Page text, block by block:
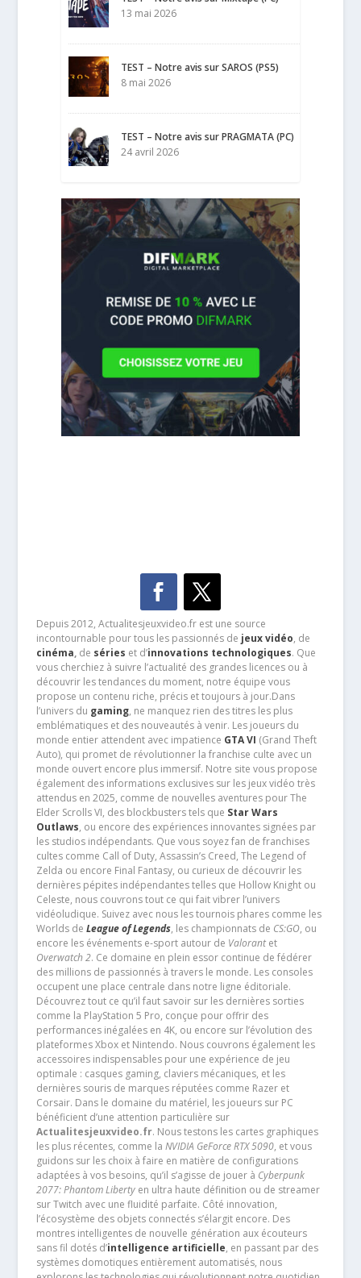
13 mai 2026
TEST – Notre avis sur SAROS (PS5)
8 mai 2026
TEST – Notre avis sur PRAGMATA (PC)
24 avril 2026
Depuis 2012, Actualitesjeuxvideo.fr est une source
incontournable pour tous les passionnés de jeux vidéo, de
cinéma,de séries et d’innovations technologiques. Que
vous cherchiez à suivre l’actualité des grandes licences ou à
découvrir les tendances du moment, notre équipe vous
propose un contenu riche, précis et toujours à jour.Dans
l’univers du gaming, ne manquez rien des titres les plus
emblématiques et des nouveautés à venir. Les joueurs du
monde entier attendent avec impatience GTA VI (Grand Theft
Auto), qui promet de révolutionner la franchise culte avec un
monde ouvert encore plus immersif. Notre site vous propose
également des informations exclusives sur les jeux vidéo très
attendus en 2025, comme de nouvelles aventures pour The
Elder Scrolls VI, des blockbusters tels que Star Wars
Outlaws, ou encore des expériences innovantes signées par
les studios indépendants. Que vous soyez fan de franchises
cultes comme Call of Duty, Assassin’s Creed, The Legend of
Zelda ou encore Final Fantasy, ou curieux de découvrir les
dernières pépites indépendantes telles que Hollow Knight ou
Celeste, nous couvrons tout ce qui fait vibrer l’univers
vidéoludique. Suivez avec nous les tournois phares comme les
Worlds de League of Legends, les championnats de CS:GO, ou
encore les événements e-sport autour de Valorantet
Overwatch 2. Ce domaine en plein essor continue de fédérer
des millions de passionnés à travers le monde. Les consoles
occupent une place centrale dans notre ligne éditoriale.
Découvrez tout ce qu’il faut savoir sur les dernières sorties
comme la PlayStation 5 Pro, conçue pour offrir des
performances inégalées en 4K, ou encore sur l’évolution des
plateformes Xbox et Nintendo. Nous couvrons également les
accessoires indispensables pour une expérience de jeu
optimale : casques gaming, claviers mécaniques, et les
dernières souris de marques réputées comme Razer et
Corsair. Dans le domaine du matériel, les joueurs sur PC
bénéficient d’une attention particulière sur
Actualitesjeuxvideo.fr. Nous testons les cartes graphiques
les plus récentes, comme la NVIDIA GeForce RTX 5090, et vous
guidons sur les choix à faire en matière de configurations
adaptées à vos besoins, qu’il s’agisse de jouer à Cyberpunk
2077: Phantom Libertyen ultra haute définition ou de streamer
sur Twitch avec une fluidité parfaite. Côté innovation,
l’écosystème des objets connectés s’élargit encore. Des
montres intelligentes de nouvelle génération aux écouteurs
sans fil dotés d’intelligence artificielle, en passant par des
systèmes domotiques entièrement automatisés, nous